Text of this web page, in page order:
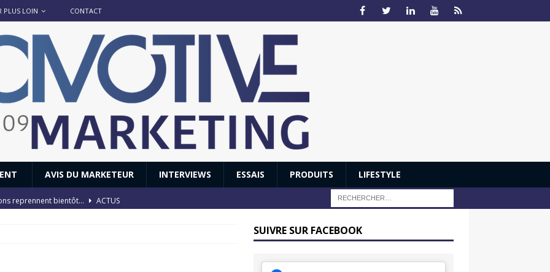
PLUS LOIN CONTACT
AVIS DU MARKETEUR INTERVIEWS ESSAIS PRODUITS LIFESTYLE
reprennent bientôt…
ACTUS
SUIVRE SUR FACEBOOK